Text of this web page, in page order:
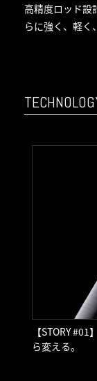
高精度ロッド設
らに強く、軽く
【STORY
ら変える。